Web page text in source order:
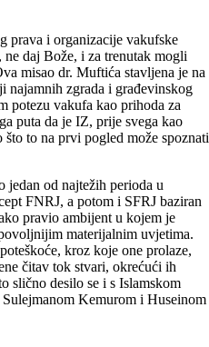
prava i organizacije vakufske
daj Bože, i za trenutak mogli
misao dr. Muftića stavljena je na
najamnih zgrada i građevinskog
potezu vakufa kao prihoda za
puta da je IZ, prije svega kao
to na prvi pogled može spoznati
jedan od najtežih perioda u
FNRJ, a potom i SFRJ baziran
pravio ambijent u kojem je
materijalnim uvjetima.
kroz koje one prolaze,
čitav tok stvari, okrećući ih
slično desilo se i s Islamskom
Kemurom i Huseinom